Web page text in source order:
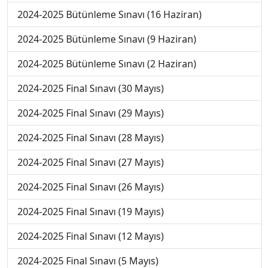
2024-2025 Bütünleme Sınavı (16 Haziran)
2024-2025 Bütünleme Sınavı (9 Haziran)
2024-2025 Bütünleme Sınavı (2 Haziran)
2024-2025 Final Sınavı (30 Mayıs)
2024-2025 Final Sınavı (29 Mayıs)
2024-2025 Final Sınavı (28 Mayıs)
2024-2025 Final Sınavı (27 Mayıs)
2024-2025 Final Sınavı (26 Mayıs)
2024-2025 Final Sınavı (19 Mayıs)
2024-2025 Final Sınavı (12 Mayıs)
2024-2025 Final Sınavı (5 Mayıs)